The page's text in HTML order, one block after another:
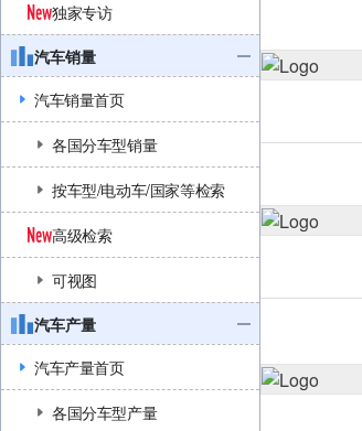
独家专访
汽车销量
汽车销量首页
各国分车型销量
按车型/电动车/国家等检索
高级检索
可视图
汽车产量
汽车产量首页
各国分车型产量